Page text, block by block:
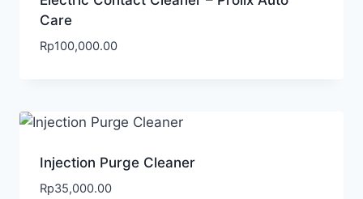
Care
Rp100,000.00
Injection Purge Cleaner
Rp35,000.00